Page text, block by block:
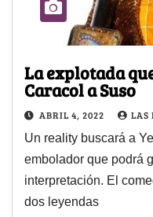
La explotada
Caracol a Suso
ABRIL 4, 2022 LAS
Un reality buscará a
embolador que podrá
interpretación. El
dos leyendas